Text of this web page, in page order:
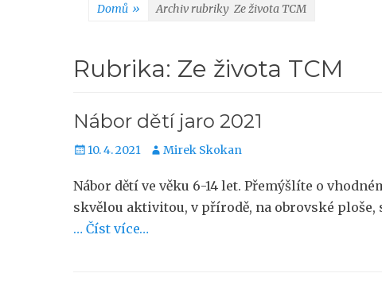
Domů » Archiv rubriky Ze života TCM
Rubrika: Ze života TCM
Nábor dětí jaro 2021
Publikováno
10. 4. 2021 Autor
Mirek Skokan
Nábor dětí ve věku 6-14 let. Přemýšlíte o
skvělou aktivitou, v přírodě, na obrovské
… Číst více…